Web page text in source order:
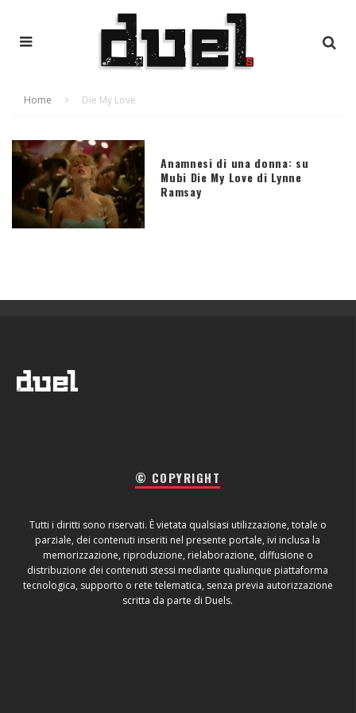
Home Die My Love
Anamnesi di una donna: su
Mubi Die My Love di Lynne
Ramsay
© COPYRIGHT
Tutti i diritti sono riservati. È vietata qualsiasi utilizzazione, totale o
parziale, dei contenuti inseriti nel presente portale, ivi inclusa la
memorizzazione, riproduzione, rielaborazione, diffusione o
distribuzione dei contenuti stessi mediante qualunque piattaforma
tecnologica, supporto o rete telematica, senza previa autorizzazione
scritta da parte di Duels.